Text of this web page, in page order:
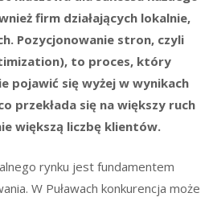
firm działających lokalnie,
Pozycjonowanie stron, czyli
to proces, który
pojawić się wyżej w wynikach
przekłada się na większy ruch
większą liczbę klientów.
rynku jest fundamentem
W Puławach konkurencja może